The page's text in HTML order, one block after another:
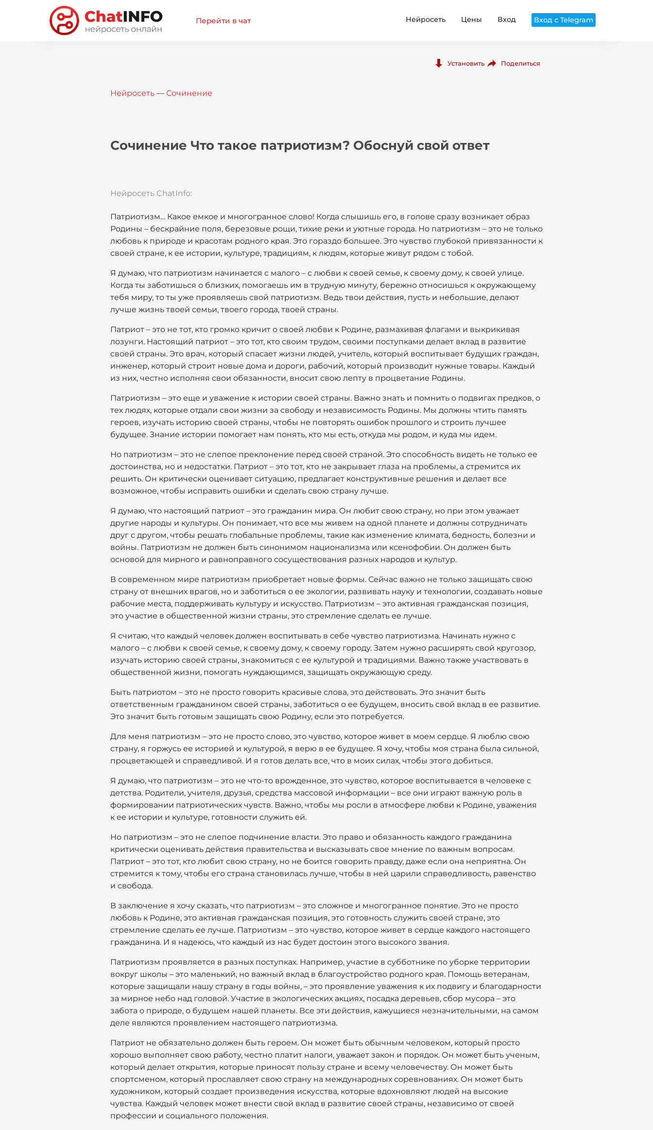
Перейти в чат Нейросеть Цены Вход Вход с Telegram
Установить Поделиться
Нейросеть — Сочинение
Сочинение Что такое патриотизм? Обоснуй свой ответ
Нейросеть ChatInfo:
Патриотизм… Какое емкое и многогранное слово! Когда слышишь его, в голове сразу возникает образ
Родины – бескрайние поля, березовые рощи, тихие реки и уютные города. Но патриотизм – это не только
любовь к природе и красотам родного края. Это гораздо большее. Это чувство глубокой привязанности к
своей стране, к ее истории, культуре, традициям, к людям, которые живут рядом с тобой.
Я думаю, что патриотизм начинается с малого – с любви к своей семье, к своему дому, к своей улице.
Когда ты заботишься о близких, помогаешь им в трудную минуту, бережно относишься к окружающему
тебя миру, то ты уже проявляешь свой патриотизм. Ведь твои действия, пусть и небольшие, делают
лучше жизнь твоей семьи, твоего города, твоей страны.
Патриот – это не тот, кто громко кричит о своей любви к Родине, размахивая флагами и выкрикивая
лозунги. Настоящий патриот – это тот, кто своим трудом, своими поступками делает вклад в развитие
своей страны. Это врач, который спасает жизни людей, учитель, который воспитывает будущих граждан,
инженер, который строит новые дома и дороги, рабочий, который производит нужные товары. Каждый
из них, честно исполняя свои обязанности, вносит свою лепту в процветание Родины.
Патриотизм – это еще и уважение к истории своей страны. Важно знать и помнить о подвигах предков, о
тех людях, которые отдали свои жизни за свободу и независимость Родины. Мы должны чтить память
героев, изучать историю своей страны, чтобы не повторять ошибок прошлого и строить лучшее
будущее. Знание истории помогает нам понять, кто мы есть, откуда мы родом, и куда мы идем.
Но патриотизм – это не слепое преклонение перед своей страной. Это способность видеть не только ее
достоинства, но и недостатки. Патриот – это тот, кто не закрывает глаза на проблемы, а стремится их
решить. Он критически оценивает ситуацию, предлагает конструктивные решения и делает все
возможное, чтобы исправить ошибки и сделать свою страну лучше.
Я думаю, что настоящий патриот – это гражданин мира. Он любит свою страну, но при этом уважает
другие народы и культуры. Он понимает, что все мы живем на одной планете и должны сотрудничать
друг с другом, чтобы решать глобальные проблемы, такие как изменение климата, бедность, болезни и
войны. Патриотизм не должен быть синонимом национализма или ксенофобии. Он должен быть
основой для мирного и равноправного сосуществования разных народов и культур.
В современном мире патриотизм приобретает новые формы. Сейчас важно не только защищать свою
страну от внешних врагов, но и заботиться о ее экологии, развивать науку и технологии, создавать новые
рабочие места, поддерживать культуру и искусство. Патриотизм – это активная гражданская позиция,
это участие в общественной жизни страны, это стремление сделать ее лучше.
Я считаю, что каждый человек должен воспитывать в себе чувство патриотизма. Начинать нужно с
малого – с любви к своей семье, к своему дому, к своему городу. Затем нужно расширять свой кругозор,
изучать историю своей страны, знакомиться с ее культурой и традициями. Важно также участвовать в
общественной жизни, помогать нуждающимся, защищать окружающую среду.
Быть патриотом – это не просто говорить красивые слова, это действовать. Это значит быть
ответственным гражданином своей страны, заботиться о ее будущем, вносить свой вклад в ее развитие.
Это значит быть готовым защищать свою Родину, если это потребуется.
Для меня патриотизм – это не просто слово, это чувство, которое живет в моем сердце. Я люблю свою
страну, я горжусь ее историей и культурой, я верю в ее будущее. Я хочу, чтобы моя страна была сильной,
процветающей и справедливой. И я готов делать все, что в моих силах, чтобы этого добиться.
Я думаю, что патриотизм – это не что-то врожденное, это чувство, которое воспитывается в человеке с
детства. Родители, учителя, друзья, средства массовой информации – все они играют важную роль в
формировании патриотических чувств. Важно, чтобы мы росли в атмосфере любви к Родине, уважения
к ее истории и культуре, готовности служить ей.
Но патриотизм – это не слепое подчинение власти. Это право и обязанность каждого гражданина
критически оценивать действия правительства и высказывать свое мнение по важным вопросам.
Патриот – это тот, кто любит свою страну, но не боится говорить правду, даже если она неприятна. Он
стремится к тому, чтобы его страна становилась лучше, чтобы в ней царили справедливость, равенство
и свобода.
В заключение я хочу сказать, что патриотизм – это сложное и многогранное понятие. Это не просто
любовь к Родине, это активная гражданская позиция, это готовность служить своей стране, это
стремление сделать ее лучше. Патриотизм – это чувство, которое живет в сердце каждого настоящего
гражданина. И я надеюсь, что каждый из нас будет достоин этого высокого звания.
Патриотизм проявляется в разных поступках. Например, участие в субботнике по уборке территории
вокруг школы – это маленький, но важный вклад в благоустройство родного края. Помощь ветеранам,
которые защищали нашу страну в годы войны, – это проявление уважения к их подвигу и благодарности
за мирное небо над головой. Участие в экологических акциях, посадка деревьев, сбор мусора – это
забота о природе, о будущем нашей планеты. Все эти действия, кажущиеся незначительными, на самом
деле являются проявлением настоящего патриотизма.
Патриот не обязательно должен быть героем. Он может быть обычным человеком, который просто
хорошо выполняет свою работу, честно платит налоги, уважает закон и порядок. Он может быть ученым,
который делает открытия, которые приносят пользу стране и всему человечеству. Он может быть
спортсменом, который прославляет свою страну на международных соревнованиях. Он может быть
художником, который создает произведения искусства, которые вдохновляют людей на высокие
чувства. Каждый человек может внести свой вклад в развитие своей страны, независимо от своей
профессии и социального положения.